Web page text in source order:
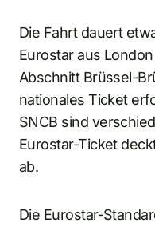
Die Fahrt dauert
Eurostar aus
Abschnitt Brüssel-
nationales Ticket
SNCB sind
Eurostar-Ticket
ab.
Die Eurostar-